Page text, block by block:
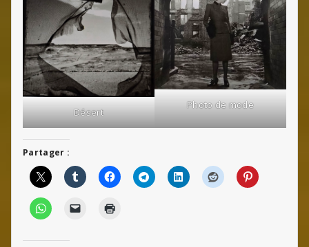
Désert
Photo de mode
Partager :